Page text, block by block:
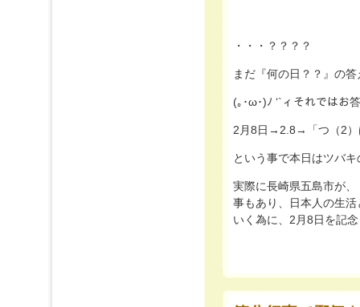
・・・？？？？
まだ『何の日？？』の
(｡･ω･)ﾉ ‘`ィそれではお
2月8日→2.8→「つ（2）
という事で本日はツバ
実際に長崎県五島市が
事もあり、日本人の生
いく為に、2月8日を記